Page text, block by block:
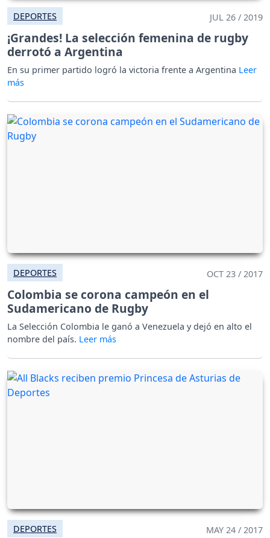
DEPORTES JUL 26 / 2019
¡Grandes! La selección femenina de rugby
derrotó a Argentina
En su primer partido logró la victoria frente a Argentina
DEPORTES OCT 23 / 2017
Colombia se corona campeón en el
Sudamericano de Rugby
La Selección Colombia le ganó a Venezuela y dejó en alto el
nombre del país.
DEPORTES MAY 24 / 2017